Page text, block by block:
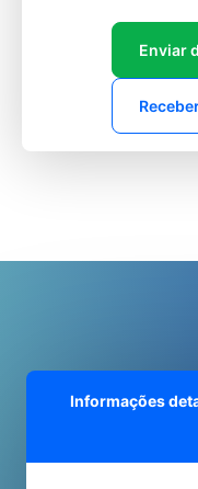
Enviar
Informações